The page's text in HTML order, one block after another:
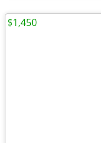
$1,450